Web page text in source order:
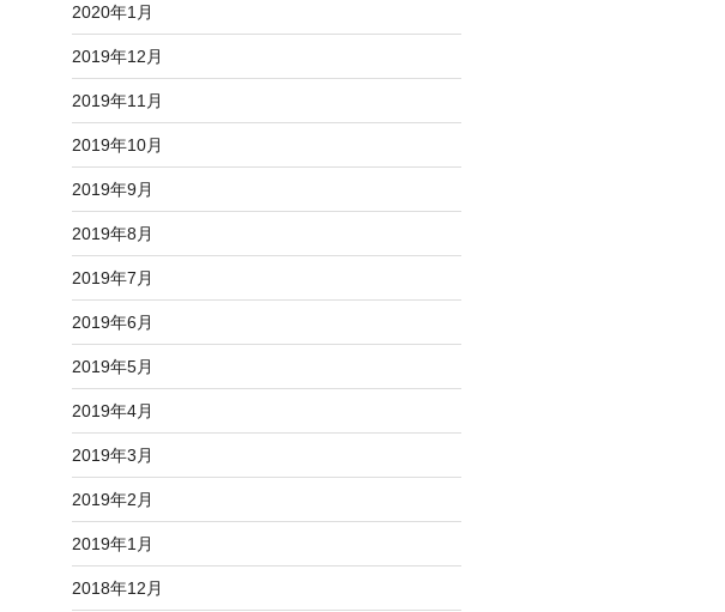
2020年1月
2019年12月
2019年11月
2019年10月
2019年9月
2019年8月
2019年7月
2019年6月
2019年5月
2019年4月
2019年3月
2019年2月
2019年1月
2018年12月